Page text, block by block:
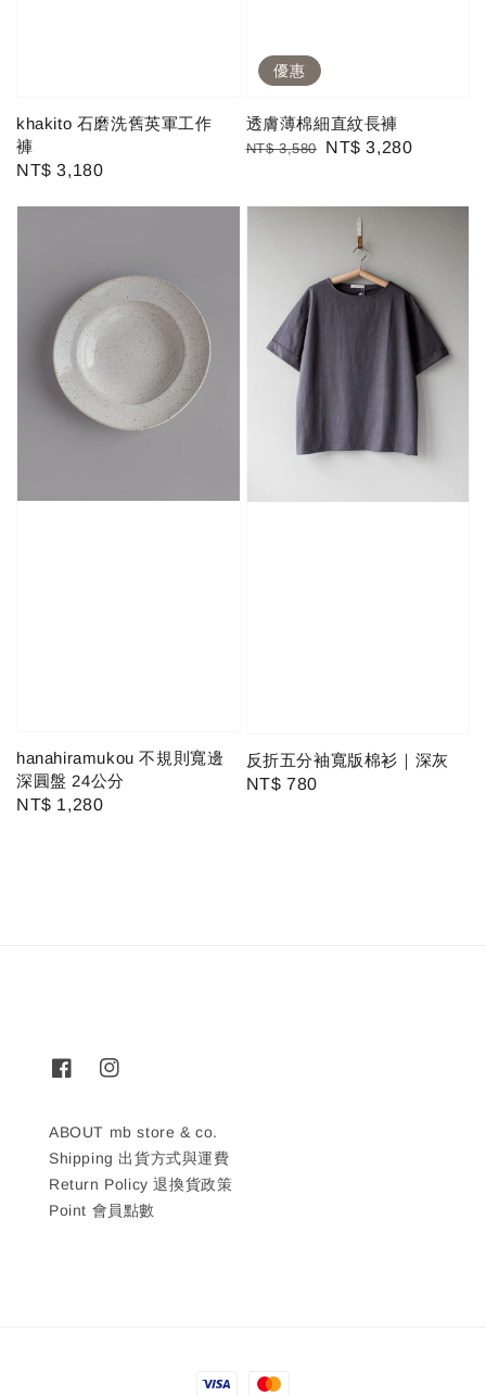
khakito 石磨洗舊英軍工作
褲
Regular
NT$ 3,180
優惠
透膚薄棉細直紋長褲
Regular
NT$ 3,580
Sale
NT$ 3,280
hanahiramukou 不規則寬邊
深圓盤 24公分
Regular
NT$ 1,280
反折五分袖寬版棉衫｜深灰
Regular
NT$ 780
ABOUT mb store & co.
Shipping 出貨方式與運費
Return Policy 退換貨政策
Point 會員點數